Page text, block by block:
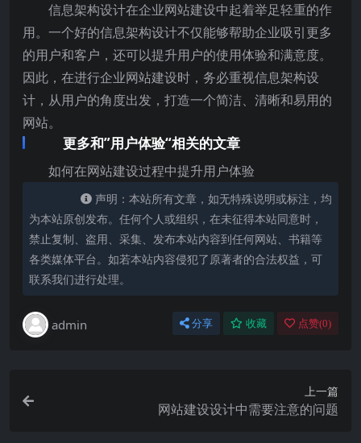
信息架构设计在企业网站建设中起着举足轻重的作
用。一个好的信息架构设计不仅能够帮助企业吸引更多
的用户和客户，还可以提升用户的使用体验和满意度。
因此，在进行企业网站建设时，务必重视信息架构设
计，从用户的角度出发，打造一个简洁、清晰和易用的
网站。
更多和”用户体验“相关的文章
如何在网站建设过程中提升用户体验
声明：本站所有文章，如无特殊说明或标注，均
为本站原创发布。任何个人或组织，在未征得本站同意时，
禁止复制、盗用、采集、发布本站内容到任何网站、书籍等
各类媒体平台。如若本站内容侵犯了原著者的合法权益，可
联系我们进行处理。
admin 分享 收藏 点赞(0)
上一篇
网站建设设计中需要注意的问题